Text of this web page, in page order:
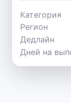
Категория
Регион
Дедлайн
Дней на